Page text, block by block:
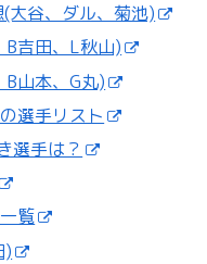
大谷、ダル、菊池)
B吉田、L秋山)
山本、G丸)
選手リスト
選手は？
覧
)